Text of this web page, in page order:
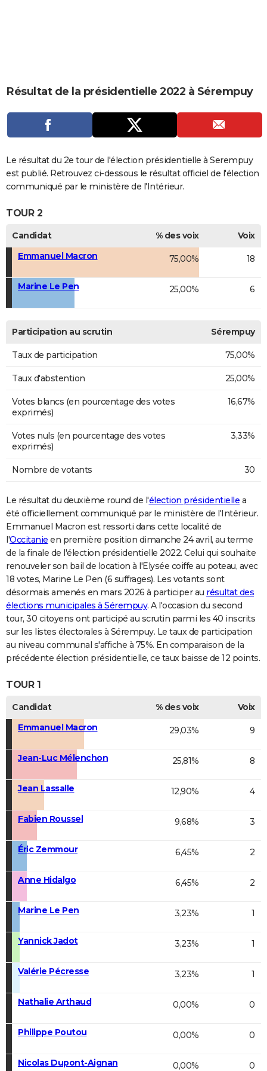
CARTE DE VOEUX
DICTIONNAIRE
Dictionnaire
Biographies
Expressions
Proverbes
PROGRAMME TV
COPAINS D'AVANT
S'inscrire
Se connecter
Lycées
Collèges
Primaires
Universités
Entreprises
Service militaire
Avis de recherche
AVIS DE DÉCÈS
FORUM
Bricolage
Culture
Television
Voyage
Résultat de la présidentielle 2022 à Sérempuy
Le résultat du 2e tour de l'élection présidentielle à Serempuy
est publié. Retrouvez ci-dessous le résultat officiel de l'élection
communiqué par le ministère de l'Intérieur.
TOUR 2
Candidat % des voix
Voix
Emmanuel Macron
75,00% 18
Marine Le Pen 25,00% 6
Participation au scrutin Sérempuy
Taux de participation 75,00%
Taux d'abstention 25,00%
Votes blancs (en pourcentage des votes
exprimés)
16,67%
Votes nuls (en pourcentage des votes
exprimés)
3,33%
Nombre de votants 30
Le résultat du deuxième round de l'élection présidentielle a
été officiellement communiqué par le ministère de l'Intérieur.
Emmanuel Macron est ressorti dans cette localité de
l'Occitanie en première position dimanche 24 avril, au terme
de la finale de l'élection présidentielle 2022. Celui qui souhaite
renouveler son bail de location à l'Elysée coiffe au poteau, avec
18 votes, Marine Le Pen (6 suffrages). Les votants sont
désormais amenés en mars 2026 à participer au résultat des
élections municipales à Sérempuy. A l'occasion du second
tour, 30 citoyens ont participé au scrutin parmi les 40 inscrits
sur les listes électorales à Sérempuy. Le taux de participation
au niveau communal s'affiche à 75%. En comparaison de la
précédente élection présidentielle, ce taux baisse de 12 points.
TOUR 1
Candidat % des voix
Voix
Emmanuel Macron
29,03% 9
Jean-Luc Mélenchon 25,81% 8
Jean Lassalle 12,90% 4
Fabien Roussel 9,68% 3
Éric Zemmour 6,45% 2
Anne Hidalgo 6,45% 2
Marine Le Pen 3,23% 1
Yannick Jadot 3,23% 1
Valérie Pécresse 3,23% 1
Nathalie Arthaud 0,00% 0
Philippe Poutou 0,00% 0
Nicolas Dupont-Aignan 0,00% 0